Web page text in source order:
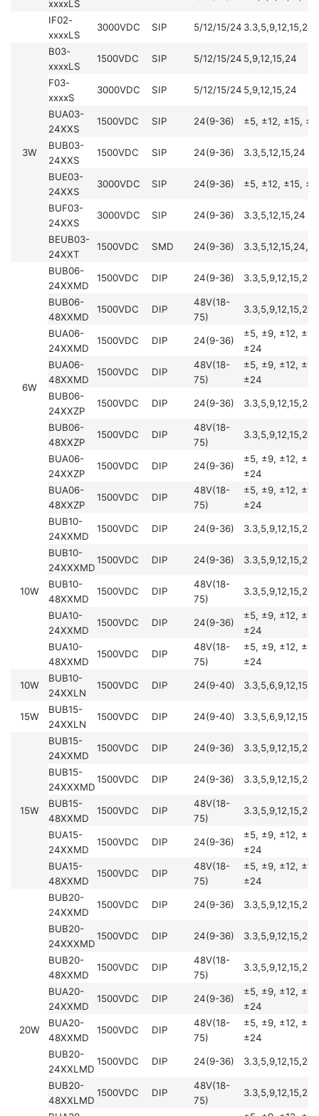
xxxxLS
IF02-
xxxxLS
3000VDC SIP 5/12/15/24 3.3,5,9,12,15,24
3W
B03-
xxxxLS
1500VDC SIP 5/12/15/24 5,9,12,15,24
F03-
xxxxS
3000VDC SIP 5/12/15/24 5,9,12,15,24
BUA03-
24XXS
1500VDC SIP 24(9-36) ±5, ±12, ±15,
BUB03-
24XXS
1500VDC SIP 24(9-36) 3.3,5,12,15,24
BUE03-
24XXS
3000VDC SIP 24(9-36) ±5, ±12, ±15,
BUF03-
24XXS
3000VDC SIP 24(9-36) 3.3,5,12,15,24
BEUB03-
24XXT
1500VDC SMD 24(9-36) 3.3,5,12,15,24,29
6W
BUB06-
24XXMD
1500VDC DIP 24(9-36) 3.3,5,9,12,15,24
BUB06-
48XXMD
1500VDC DIP
48V(18-
75)
3.3,5,9,12,15,24
BUA06-
24XXMD
1500VDC DIP 24(9-36)
±5, ±9, ±12,
±24
BUA06-
48XXMD
1500VDC DIP
48V(18-
75)
±5, ±9, ±12,
±24
BUB06-
24XXZP
1500VDC DIP 24(9-36) 3.3,5,9,12,15,24
BUB06-
48XXZP
1500VDC DIP
48V(18-
75)
3.3,5,9,12,15,24
BUA06-
24XXZP
1500VDC DIP 24(9-36)
±5, ±9, ±12,
±24
BUA06-
48XXZP
1500VDC DIP
48V(18-
75)
±5, ±9, ±12,
±24
10W
BUB10-
24XXMD
1500VDC DIP 24(9-36) 3.3,5,9,12,15,24
BUB10-
24XXXMD
1500VDC DIP 24(9-36) 3.3,5,9,12,15,24
BUB10-
48XXMD
1500VDC DIP
48V(18-
75)
3.3,5,9,12,15,24
BUA10-
24XXMD
1500VDC DIP 24(9-36)
±5, ±9, ±12,
±24
BUA10-
48XXMD
1500VDC DIP
48V(18-
75)
±5, ±9, ±12,
±24
10W
BUB10-
24XXLN
1500VDC DIP 24(9-40)
15W
BUB15-
24XXLN
1500VDC DIP 24(9-40)
15W
BUB15-
24XXMD
1500VDC DIP 24(9-36) 3.3,5,9,12,15,24
BUB15-
24XXXMD
1500VDC DIP 24(9-36) 3.3,5,9,12,15,24
BUB15-
48XXMD
1500VDC DIP
48V(18-
75)
3.3,5,9,12,15,24
BUA15-
24XXMD
1500VDC DIP 24(9-36)
±5, ±9, ±12,
±24
BUA15-
48XXMD
1500VDC DIP
48V(18-
75)
±5, ±9, ±12,
±24
20W
BUB20-
24XXMD
1500VDC DIP 24(9-36) 3.3,5,9,12,15,24
BUB20-
24XXXMD
1500VDC DIP 24(9-36) 3.3,5,9,12,15,24
BUB20-
48XXMD
1500VDC DIP
48V(18-
75)
3.3,5,9,12,15,24
BUA20-
24XXMD
1500VDC DIP 24(9-36)
±5, ±9, ±12,
±24
BUA20-
48XXMD
1500VDC DIP
48V(18-
75)
±5, ±9, ±12,
±24
BUB20-
24XXLMD
1500VDC DIP 24(9-36) 3.3,5,9,12,15,24
BUB20-
48XXLMD
1500VDC DIP
48V(18-
75)
3.3,5,9,12,15,24